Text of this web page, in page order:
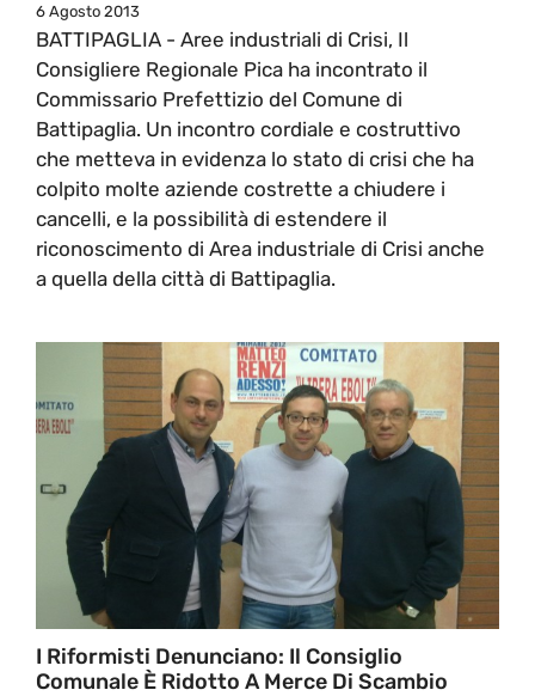
6 Agosto 2013
BATTIPAGLIA - Aree industriali di Crisi, Il
Consigliere Regionale Pica ha incontrato il
Commissario Prefettizio del Comune di
Battipaglia. Un incontro cordiale e costruttivo
che metteva in evidenza lo stato di crisi che ha
colpito molte aziende costrette a chiudere i
cancelli, e la possibilità di estendere il
riconoscimento di Area industriale di Crisi anche
a quella della città di Battipaglia.
I Riformisti Denunciano: Il Consiglio
Comunale È Ridotto A Merce Di Scambio